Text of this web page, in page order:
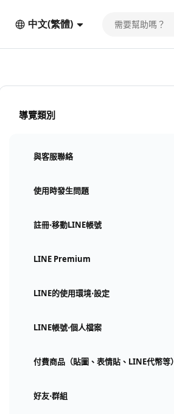
中文(繁體)
導覽類別
與客服聯絡
使用時發生問題
註冊⋅移動LINE帳號
LINE Premium
LINE的使用環境⋅設定
LINE帳號⋅個人檔案
付費商品（貼圖、表情貼、LINE代幣等）
好友⋅群組